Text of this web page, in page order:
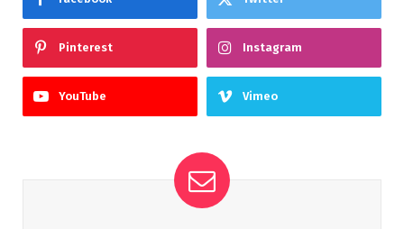
Pinterest Instagram
YouTube Vimeo